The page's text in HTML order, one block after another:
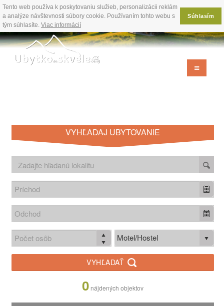
Tento web používa k poskytovaniu služieb, personalizácii reklám
a analýze návštevnosti súbory cookie. Používaním tohto webu s
tým súhlasíte. Viac informácií
Súhlasím
VYHĽADAJ UBYTOVANIE
Motel/Hostel
VYHĽADAŤ
0 nájdených objektov